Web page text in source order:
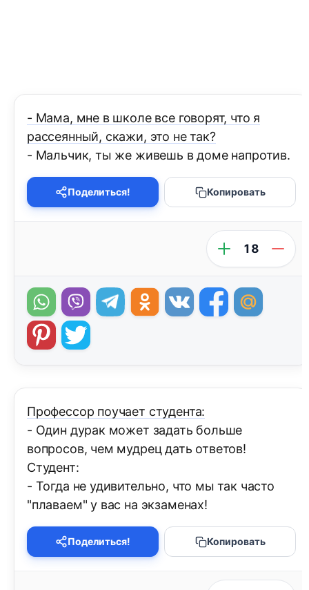
- Мама, мне в школе все говорят, что я
рассеянный, скажи, это не так?
- Мальчик, ты же живешь в доме напротив.
Поделиться! Копировать
18
Профессор поучает студента:
- Один дурак может задать больше
вопросов, чем мудрец дать ответов!
Студент:
- Тогда не удивительно, что мы так часто
"плаваем" у вас на экзаменах!
Поделиться! Копировать